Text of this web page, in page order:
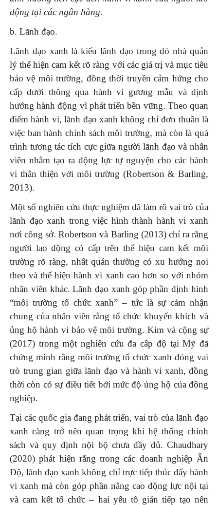
động tại các ngân hàng.
b. Lãnh đạo.
Lãnh đạo xanh là kiểu lãnh đạo trong đó nhà quản
lý thể hiện cam kết rõ ràng với các giá trị và mục tiêu
bảo vệ môi trường, đồng thời truyền cảm hứng cho
cấp dưới thông qua hành vi gương mẫu và định
hướng hành động vì phát triển bền vững. Theo quan
điểm hành vi, lãnh đạo xanh không chỉ đơn thuần là
việc ban hành chính sách môi trường, mà còn là quá
trình tương tác tích cực giữa người lãnh đạo và nhân
viên nhằm tạo ra động lực tự nguyện cho các hành
vi thân thiện với môi trường (Robertson & Barling,
2013).
Một số nghiên cứu thực nghiệm đã làm rõ vai trò của
lãnh đạo xanh trong việc hình thành hành vi xanh
nơi công sở. Robertson và Barling (2013) chỉ ra rằng
người lao động có cấp trên thể hiện cam kết môi
trường rõ ràng, nhất quán thường có xu hướng noi
theo và thể hiện hành vi xanh cao hơn so với nhóm
nhân viên khác. Lãnh đạo xanh góp phần định hình
“môi trường tổ chức xanh” – tức là sự cảm nhận
chung của nhân viên rằng tổ chức khuyến khích và
ủng hộ hành vi bảo vệ môi trường. Kim và cộng sự
(2017) trong một nghiên cứu đa cấp độ tại Mỹ đã
chứng minh rằng môi trường tổ chức xanh đóng vai
trò trung gian giữa lãnh đạo và hành vi xanh, đồng
thời còn có sự điều tiết bởi mức độ ủng hộ của đồng
nghiệp.
Tại các quốc gia đang phát triển, vai trò của lãnh đạo
xanh càng trở nên quan trọng khi hệ thống chính
sách và quy định nội bộ chưa đầy đủ. Chaudhary
(2020) phát hiện rằng trong các doanh nghiệp Ấn
Độ, lãnh đạo xanh không chỉ trực tiếp thúc đẩy hành
vi xanh mà còn góp phần nâng cao động lực nội tại
và cam kết tổ chức – hai yếu tố gián tiếp tạo nên